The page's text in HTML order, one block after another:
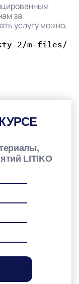
за
услугу можно,
2/m-files/
LITIKO